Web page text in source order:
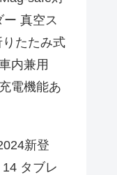
真空ス
たたみ式
内兼用
電機能あ
新登
タブレ